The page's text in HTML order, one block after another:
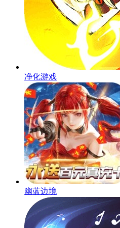
净化游戏
幽蓝边境